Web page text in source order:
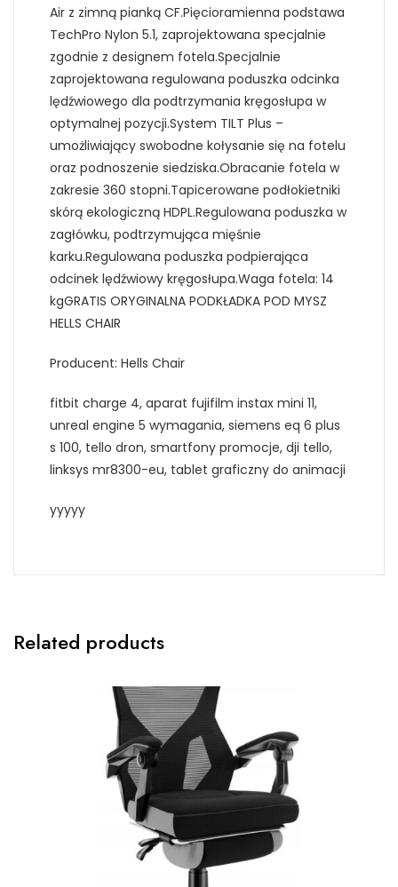
Air z zimną pianką CF.Pięcioramienna podstawa
TechPro Nylon 5.1, zaprojektowana specjalnie
zgodnie z designem fotela.Specjalnie
zaprojektowana regulowana poduszka odcinka
lędźwiowego dla podtrzymania kręgosłupa w
optymalnej pozycji.System TILT Plus –
umożliwiający swobodne kołysanie się na fotelu
oraz podnoszenie siedziska.Obracanie fotela w
zakresie 360 stopni.Tapicerowane podłokietniki
skórą ekologiczną HDPL.Regulowana poduszka w
zagłówku, podtrzymująca mięśnie
karku.Regulowana poduszka podpierająca
odcinek lędźwiowy kręgosłupa.Waga fotela: 14
kgGRATIS ORYGINALNA PODKŁADKA POD MYSZ
HELLS CHAIR
Producent: Hells Chair
fitbit charge 4, aparat fujifilm instax mini 11,
unreal engine 5 wymagania, siemens eq 6 plus
s 100, tello dron, smartfony promocje, dji tello,
linksys mr8300-eu, tablet graficzny do animacji
yyyyy
Related products